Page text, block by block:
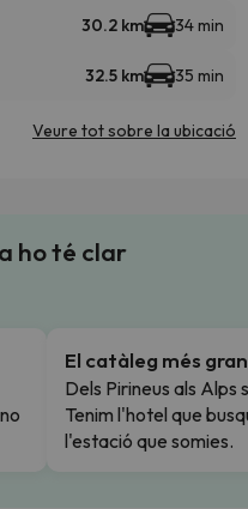
30.2 km 34 min
32.5 km 35 min
Veure tot sobre la ubicació
ho té clar
El catàleg més gran
Dels Pirineus als Alps
Tenim l'hotel que
l'estació que somies.